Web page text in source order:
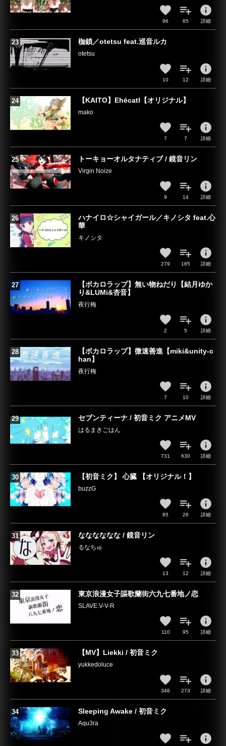
96 65
info
詳細
枷鎖／otetsu feat.巡音ルカ
otetsu
10 12
info
詳細
【KAITO】Ehēcatl【オリジナル】
mako
7 7
info
詳細
トーキョーオルタナティブ / 鏡音リン
Virgin Noize
9 14
info
詳細
ハナイロ☆シャイガール／キノシタ feat.心
華
キノシタ
279 185
info
詳細
【ボカロラップ】無い物ねだり【結月ゆか
り&LUMi&杏音】
夜行梅
2 5
info
詳細
【ボカロラップ】微速善進【miki&unity-c
han】
夜行梅
7 10
info
詳細
セブンティーナ / 初音ミク アニメMV
はるまきごはん
731 630
info
詳細
【初音ミク】 心臓 【オリジナル！】
buzzG
85 28
info
詳細
なななななな / 鏡音リン
るなちゅ
13 12
info
詳細
東京浪漫女子謳歌蘭街六九七番地ノ恋
SLAVE.V-V-R
110 95
info
詳細
【MV】Liekki / 初音ミク
yukkedoluce
346 273
info
詳細
Sleeping Awake / 初音ミク
Aqu3ra
info